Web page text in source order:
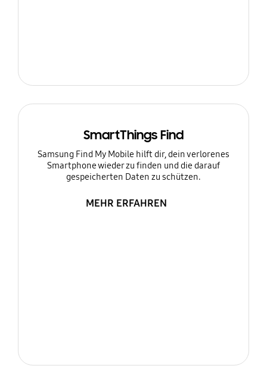
SmartThings Find
Samsung Find My Mobile hilft dir, dein verlorenes
Smartphone wieder zu finden und die darauf
gespeicherten Daten zu schützen.
MEHR ERFAHREN